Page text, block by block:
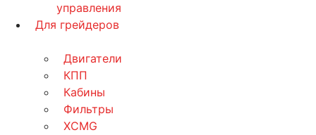
управления
Для грейдеров
Двигатели
КПП
Кабины
Фильтры
XCMG